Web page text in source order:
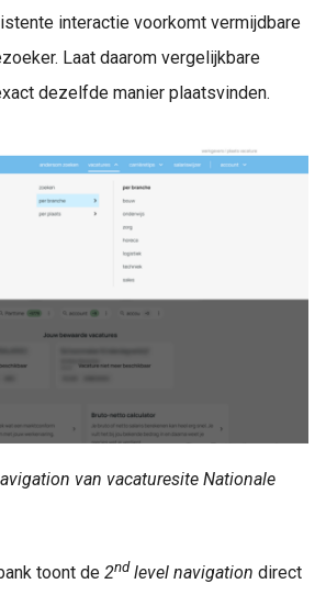
interactie voorkomt vermijdbare
Laat daarom vergelijkbare
dezelfde manier plaatsvinden.
van vacaturesite Nationale
toont de 2nd level navigation direct